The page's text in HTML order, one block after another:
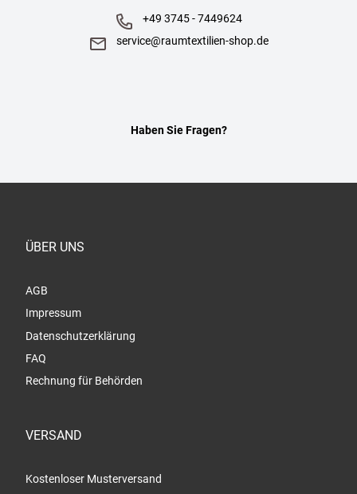
Haben Sie Fragen?
+49 3745 - 7449624
service@raumtextilien-shop.de
ÜBER UNS
AGB
Impressum
Datenschutzerklärung
FAQ
Rechnung für Behörden
VERSAND
Kostenloser Musterversand